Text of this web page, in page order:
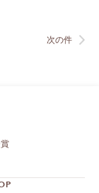
次の件